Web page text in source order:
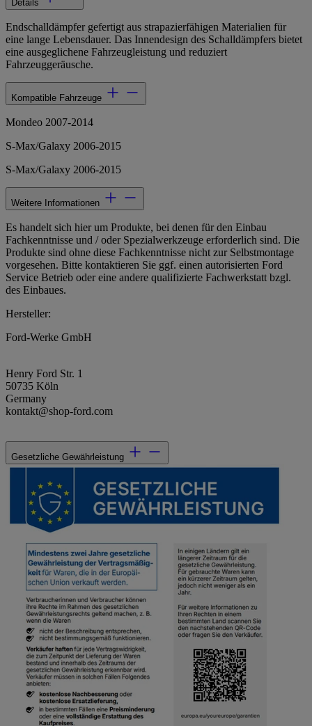
Details
Endschalldämpfer gefertigt aus strapazierfähigen Materialien für
eine lange Lebensdauer. Das Innendesign des Schalldämpfers bietet
eine ausgeglichene Fahrzeugleistung und reduziert
Fahrzeuggeräusche.
Kompatible Fahrzeuge
Mondeo 2007-2014
S-Max/Galaxy 2006-2015
S-Max/Galaxy 2006-2015
Weitere Informationen
Es handelt sich hier um Produkte, bei denen für den Einbau
Fachkenntnisse und / oder Spezialwerkzeuge erforderlich sind. Die
Produkte sind ohne diese Fachkenntnisse nicht zur Selbstmontage
vorgesehen. Bitte kontaktieren Sie ggf. einen autorisierten Ford
Service Betrieb oder eine andere qualifizierte Fachwerkstatt bzgl.
des Einbaues.
Hersteller:
Ford-Werke GmbH
Henry Ford Str. 1
50735 Köln
Germany
kontakt@shop-ford.com
Gesetzliche Gewährleistung